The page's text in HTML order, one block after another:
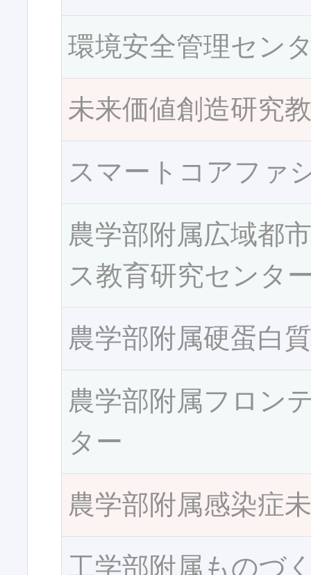
環境安全管理セン
未来価値創造研究
スマートコアファ
農学部附属広域都
ス教育研究センタ
農学部附属硬蛋白
農学部附属フロン
ター
農学部附属感染症
工学部附属ものづ